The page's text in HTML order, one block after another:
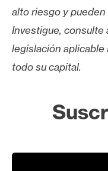
alto riesgo y
Investigue, consulte
legislación
todo su capital.